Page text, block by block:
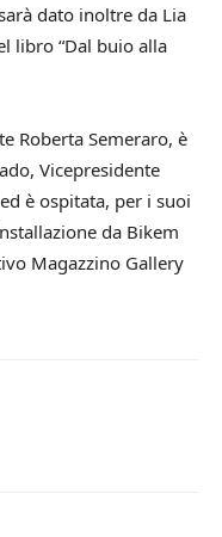
dato inoltre da Lia
libro “Dal buio alla
Roberta Semeraro, è
Vicepresidente
è ospitata, per i suoi
da Bikem
Magazzino Gallery